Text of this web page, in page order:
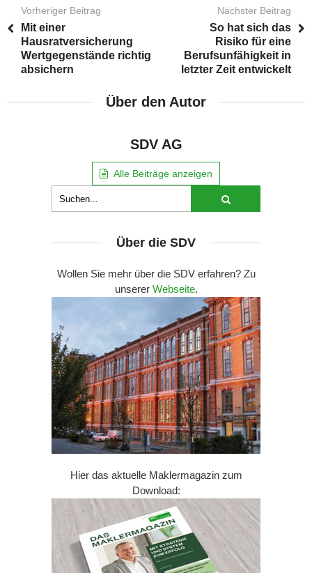
Vorheriger Beitrag
Mit einer
Hausratversicherung
Wertgegenstände richtig
absichern
Nächster Beitrag
So hat sich das
Risiko für eine
Berufsunfähigkeit in
letzter Zeit entwickelt
Über den Autor
SDV AG
Alle Beiträge anzeigen
Über die SDV
Wollen Sie mehr über die SDV erfahren? Zu
unserer Webseite.
Hier das aktuelle Maklermagazin zum
Download: